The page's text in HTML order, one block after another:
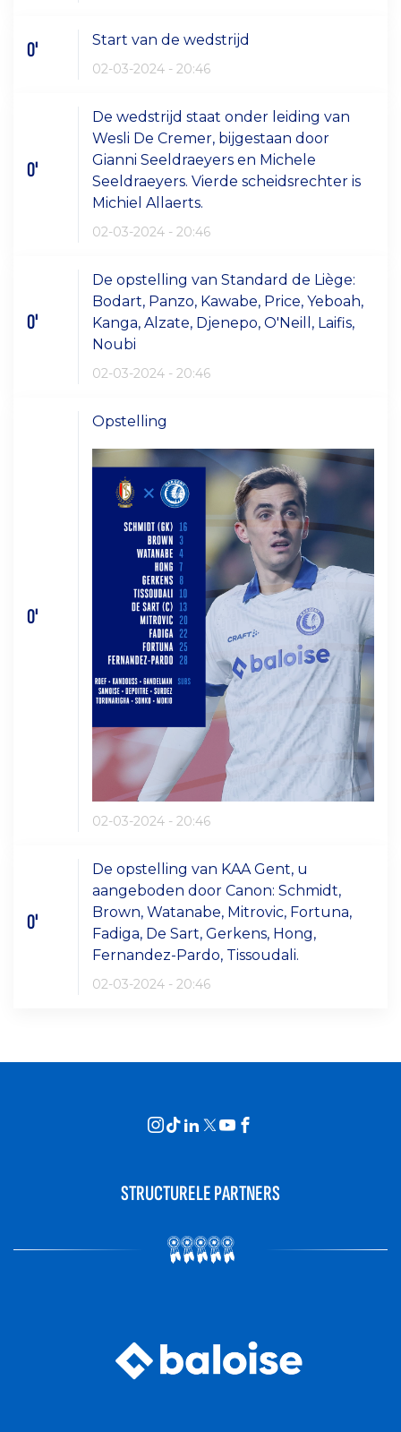
0' Start van de wedstrijd
02-03-2024 - 20:46
0'
De wedstrijd staat onder leiding van
Wesli De Cremer, bijgestaan door
Gianni Seeldraeyers en Michele
Seeldraeyers. Vierde scheidsrechter is
Michiel Allaerts.
02-03-2024 - 20:46
0'
De opstelling van Standard de Liège:
Bodart, Panzo, Kawabe, Price, Yeboah,
Kanga, Alzate, Djenepo, O'Neill, Laifis,
Noubi
02-03-2024 - 20:46
0'
Opstelling
02-03-2024 - 20:46
0'
De opstelling van KAA Gent, u
aangeboden door Canon: Schmidt,
Brown, Watanabe, Mitrovic, Fortuna,
Fadiga, De Sart, Gerkens, Hong,
Fernandez-Pardo, Tissoudali.
02-03-2024 - 20:46
STRUCTURELE PARTNERS